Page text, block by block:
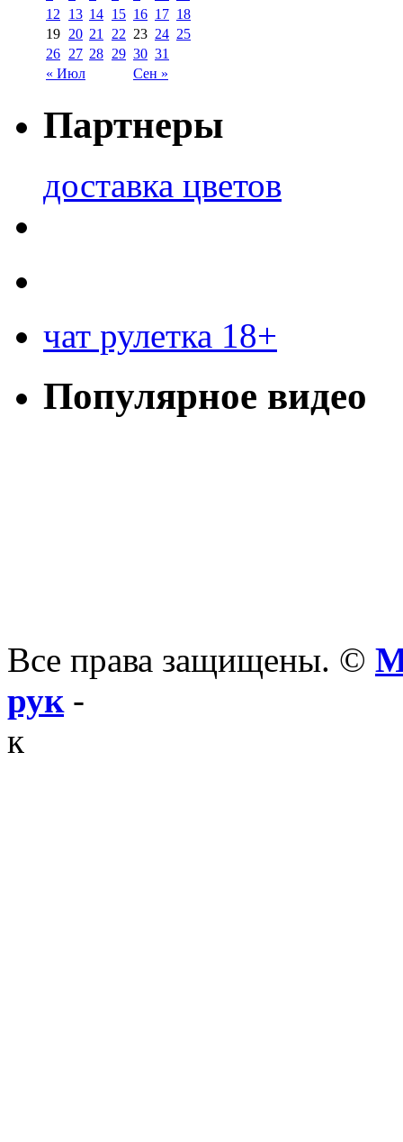
« Июл Сен »
12
13 14 15 16 17 18
19 20 21 22 23 24 25
26 27 28 29 30 31
Партнеры
доставка цветов
чат рулетка 18+
Популярное видео
Все права защищены. ©
рук-
к